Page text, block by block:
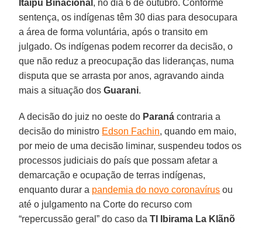
Itaipu Binacional , no dia 6 de outubro. Conforme
sentença, os indígenas têm 30 dias para desocupara
a área de forma voluntária, após o transito em
julgado. Os indígenas podem recorrer da decisão, o
que não reduz a preocupação das lideranças, numa
disputa que se arrasta por anos, agravando ainda
mais a situação dosGuarani.
A decisão do juiz no oeste do Paraná contraria a
decisão do ministro Edson Fachin, quando em maio,
por meio de uma decisão liminar, suspendeu todos os
processos judiciais do país que possam afetar a
demarcação e ocupação de terras indígenas,
enquanto durar a pandemia do novo coronavírus ou
até o julgamento na Corte do recurso com
“repercussão geral” do caso daTI Ibirama La Klãnõ